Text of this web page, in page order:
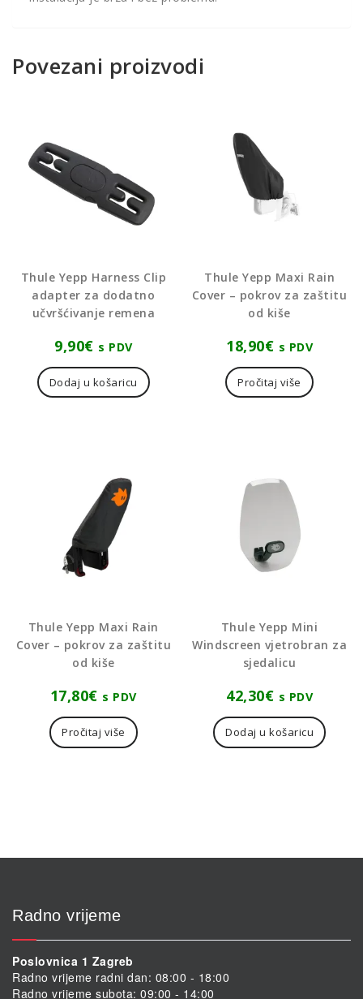
Povezani proizvodi
Thule Yepp Harness Clip
adapter za dodatno
učvršćivanje remena
9,90€ s PDV
Dodaj u košaricu
Thule Yepp Maxi Rain
Cover – pokrov za zaštitu
od kiše
18,90€ s PDV
Pročitaj više
Thule Yepp Maxi Rain
Cover – pokrov za zaštitu
od kiše
17,80€ s PDV
Pročitaj više
Thule Yepp Mini
Windscreen vjetrobran za
sjedalicu
42,30€ s PDV
Dodaj u košaricu
Radno vrijeme
Poslovnica 1 Zagreb
Radno vrijeme radni dan: 08:00 - 18:00
Radno vrijeme subota: 09:00 - 14:00